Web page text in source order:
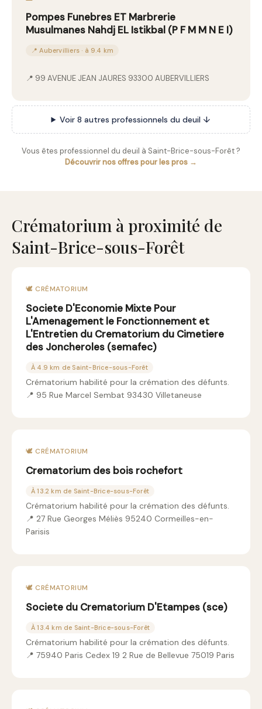
Pompes Funebres ET Marbrerie
Musulmanes Nahdj EL Istikbal (P F M M N E I)
📍 Aubervilliers · à 9.4 km
📍 99 AVENUE JEAN JAURES 93300 AUBERVILLIERS
Voir 8 autres professionnels du deuil ↓
Vous êtes professionnel du deuil à Saint-Brice-sous-Forêt ?
Découvrir nos offres pour les pros →
Crématorium à proximité de
Saint-Brice-sous-Forêt
🕊️ CRÉMATORIUM
Societe D'Economie Mixte Pour
L'Amenagement le Fonctionnement et
L'Entretien du Crematorium du Cimetiere
des Joncheroles (semafec)
À 4.9 km de Saint-Brice-sous-Forêt
Crématorium habilité pour la crémation des défunts.
📍 95 Rue Marcel Sembat 93430 Villetaneuse
🕊️ CRÉMATORIUM
Crematorium des bois rochefort
À 13.2 km de Saint-Brice-sous-Forêt
Crématorium habilité pour la crémation des défunts.
📍 27 Rue Georges Méliès 95240 Cormeilles-en-
Parisis
🕊️ CRÉMATORIUM
Societe du Crematorium D'Etampes (sce)
À 13.4 km de Saint-Brice-sous-Forêt
Crématorium habilité pour la crémation des défunts.
📍 75940 Paris Cedex 19 2 Rue de Bellevue 75019 Paris